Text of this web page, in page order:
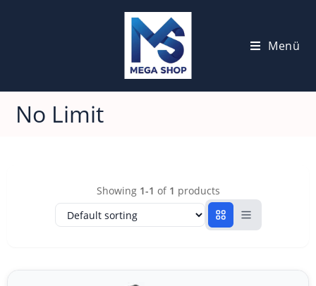
Menü
No Limit
Showing 1-1 of 1 products